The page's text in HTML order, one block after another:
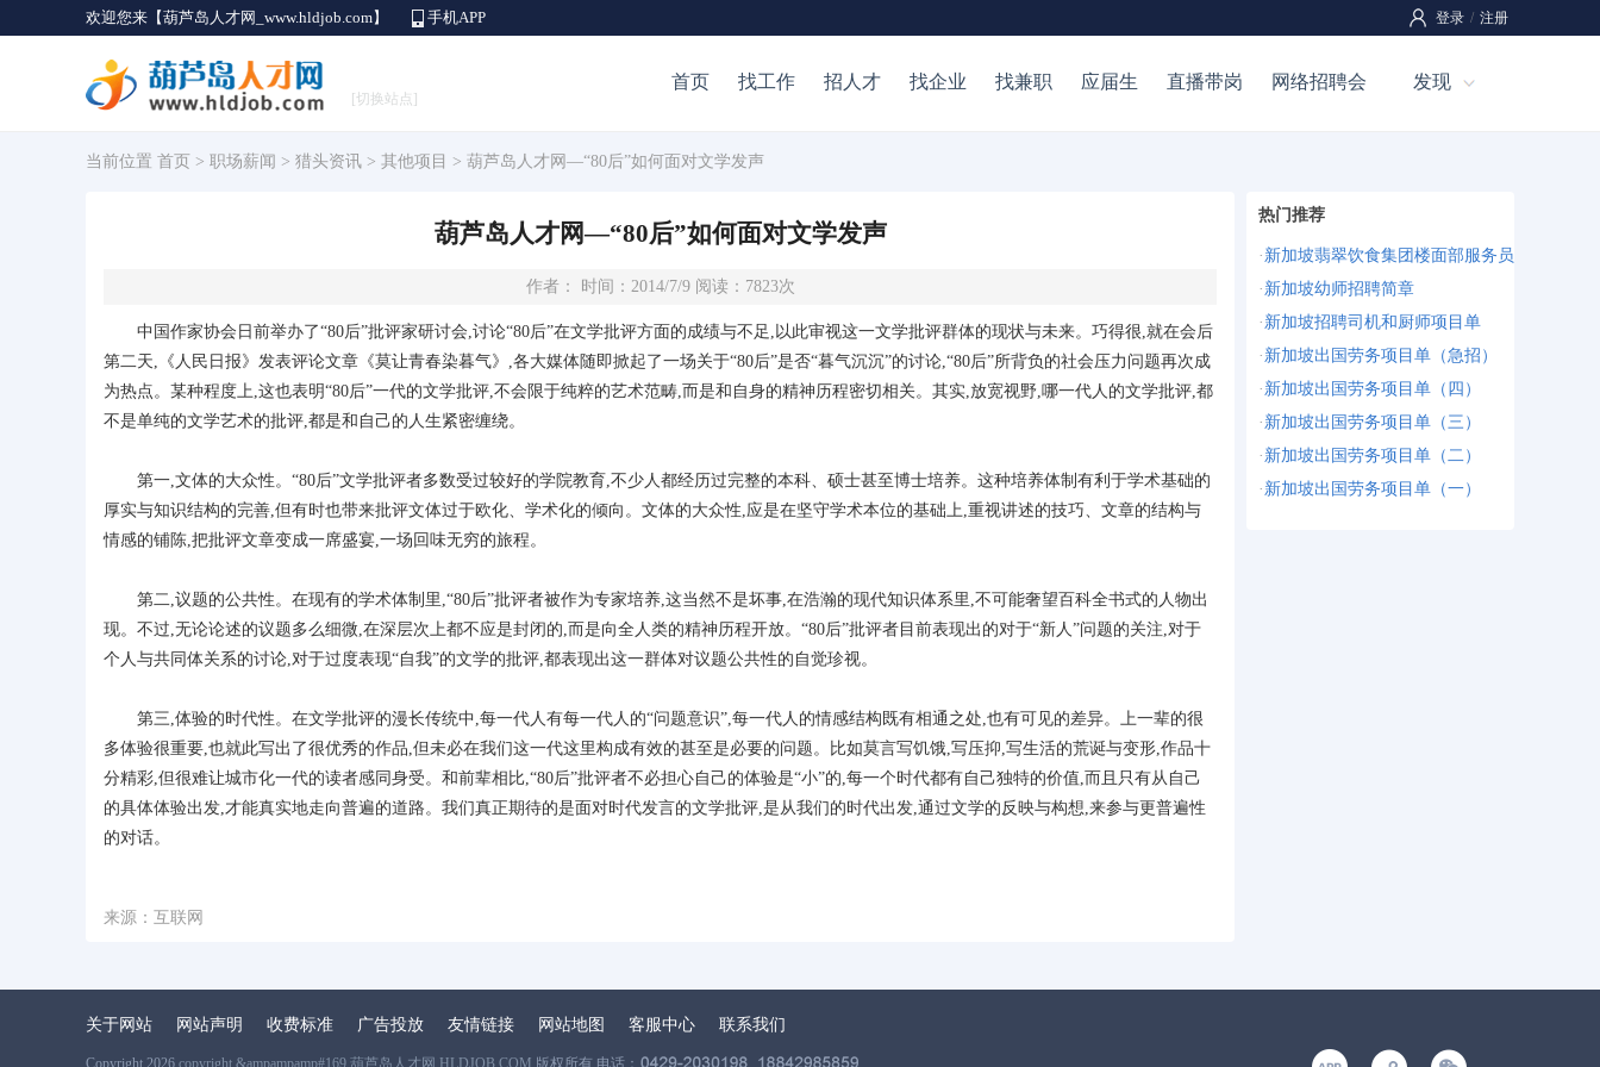
欢迎您来【葫芦岛人才网_www.hldjob.com】 手机APP 登录 / 注册
[切换站点]
首页 找工作 招人才 找企业 找兼职 应届生 直播带岗 网络招聘会 发现
当前位置 首页 > 职场薪闻 > 猎头资讯 > 其他项目 > 葫芦岛人才网—“80后”如何面对文学发声
葫芦岛人才网—“80后”如何面对文学发声
作者： 时间：2014/7/9 阅读：7823次
中国作家协会日前举办了“80后”批评家研讨会,讨论“80后”在文学批评方面的成绩与不足,以此审视这一文学批评群体的现状与未来。巧得很,就在会后
第二天,《人民日报》发表评论文章《莫让青春染暮气》,各大媒体随即掀起了一场关于“80后”是否“暮气沉沉”的讨论,“80后”所背负的社会压力问题再次成
为热点。某种程度上,这也表明“80后”一代的文学批评,不会限于纯粹的艺术范畴,而是和自身的精神历程密切相关。其实,放宽视野,哪一代人的文学批评,都
不是单纯的文学艺术的批评,都是和自己的人生紧密缠绕。
第一,文体的大众性。“80后”文学批评者多数受过较好的学院教育,不少人都经历过完整的本科、硕士甚至博士培养。这种培养体制有利于学术基础的
厚实与知识结构的完善,但有时也带来批评文体过于欧化、学术化的倾向。文体的大众性,应是在坚守学术本位的基础上,重视讲述的技巧、文章的结构与
情感的铺陈,把批评文章变成一席盛宴,一场回味无穷的旅程。
第二,议题的公共性。在现有的学术体制里,“80后”批评者被作为专家培养,这当然不是坏事,在浩瀚的现代知识体系里,不可能奢望百科全书式的人物出
现。不过,无论论述的议题多么细微,在深层次上都不应是封闭的,而是向全人类的精神历程开放。“80后”批评者目前表现出的对于“新人”问题的关注,对于
个人与共同体关系的讨论,对于过度表现“自我”的文学的批评,都表现出这一群体对议题公共性的自觉珍视。
第三,体验的时代性。在文学批评的漫长传统中,每一代人有每一代人的“问题意识”,每一代人的情感结构既有相通之处,也有可见的差异。上一辈的很
多体验很重要,也就此写出了很优秀的作品,但未必在我们这一代这里构成有效的甚至是必要的问题。比如莫言写饥饿,写压抑,写生活的荒诞与变形,作品十
分精彩,但很难让城市化一代的读者感同身受。和前辈相比,“80后”批评者不必担心自己的体验是“小”的,每一个时代都有自己独特的价值,而且只有从自己
的具体体验出发,才能真实地走向普遍的道路。我们真正期待的是面对时代发言的文学批评,是从我们的时代出发,通过文学的反映与构想,来参与更普遍性
的对话。
来源：互联网
热门推荐
· 新加坡翡翠饮食集团楼面部服务员
· 新加坡幼师招聘简章
· 新加坡招聘司机和厨师项目单
· 新加坡出国劳务项目单（急招）
· 新加坡出国劳务项目单（四）
· 新加坡出国劳务项目单（三）
· 新加坡出国劳务项目单（二）
· 新加坡出国劳务项目单（一）
关于网站 网站声明 收费标准 广告投放 友情链接 网站地图 客服中心 联系我们
Copyright 2026 copyright &ampampamp#169 葫芦岛人才网 HLDJOB.COM 版权所有 电话：